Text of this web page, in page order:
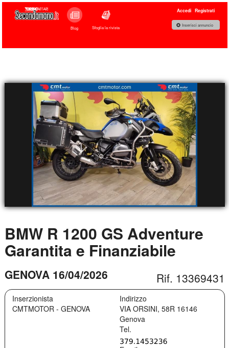
Blog Sfoglia la rivista
Accedi Registrati
Inserisci annuncio
BMW R 1200 GS Adventure
Garantita e Finanziabile
GENOVA 16/04/2026 Rif. 13369431
Inserzionista
CMTMOTOR - GENOVA
Indirizzo
VIA ORSINI, 58R 16146
Genova